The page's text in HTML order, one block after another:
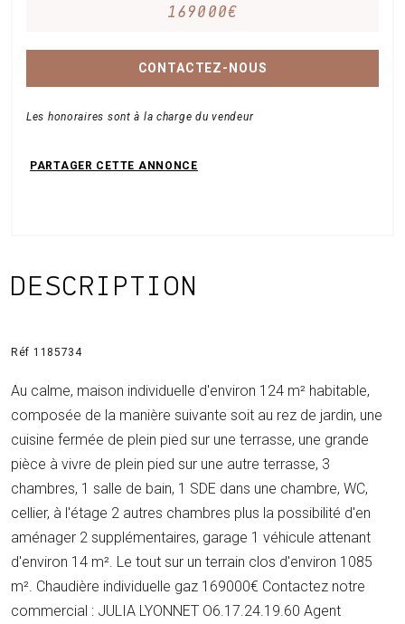
169000€
CONTACTEZ-NOUS
Les honoraires sont à la charge du vendeur
DESCRIPTION
Réf 1185734
Au calme, maison individuelle d'environ 124 m² habitable,
composée de la manière suivante soit au rez de jardin, une
cuisine fermée de plein pied sur une terrasse, une grande
pièce à vivre de plein pied sur une autre terrasse, 3
chambres, 1 salle de bain, 1 SDE dans une chambre, WC,
cellier, à l'étage 2 autres chambres plus la possibilité d'en
aménager 2 supplémentaires, garage 1 véhicule attenant
d'environ 14 m². Le tout sur un terrain clos d'environ 1085
m². Chaudière individuelle gaz 169000€ Contactez notre
commercial : JULIA LYONNET O6.17.24.19.60 Agent